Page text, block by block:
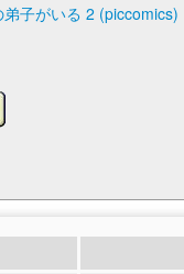
子がいる 2 (piccomics)